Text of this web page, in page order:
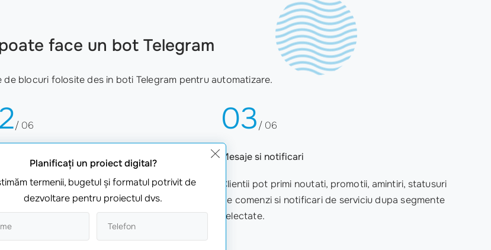
face un bot Telegram
blocuri folosite des in boti Telegram pentru automatizare.
/ 06
comenzi si rezervari
Telegram primeste cereri, face programari,
comenzi, clarifica detalii si transmite
managerului sau sistemului.
03/ 06
Mesaje si notificari
Clientii pot primi noutati, promotii, amintiri, statusuri
de comenzi si notificari de serviciu dupa segmente
selectate.
Planificaţi un proiect digital?
termenii, bugetul şi formatul potrivit de
dezvoltare pentru proiectul dvs.